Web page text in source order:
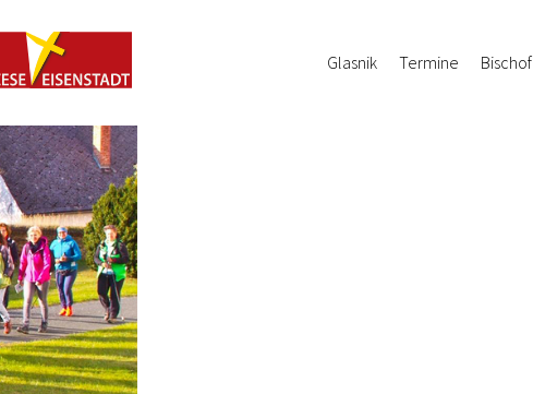
Glasnik Termine Bischof